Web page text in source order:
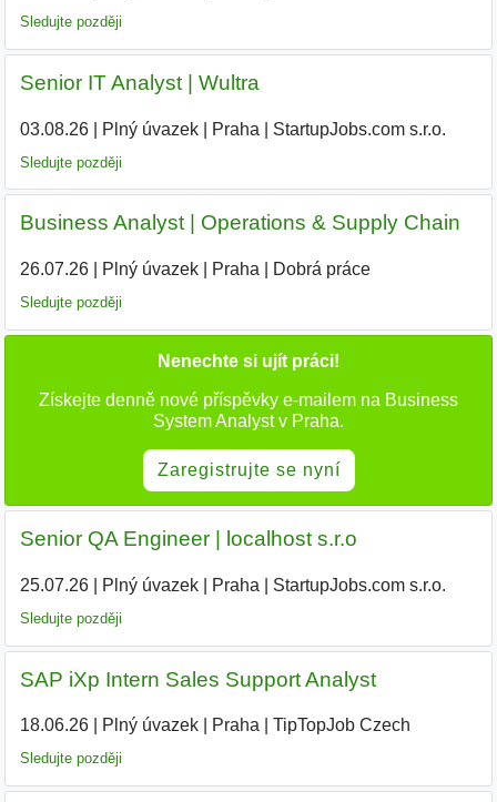
Sledujte později
Senior IT Analyst | Wultra
03.08.26| Plný úvazek| Praha StartupJobs.com s.r.o.
Sledujte později
Business Analyst | Operations & Supply Chain
26.07.26| Plný úvazek| Praha Dobrá práce
Sledujte později
Nenechte si ujít práci!
Získejte denně nové příspěvky e-mailem na Business
System Analyst v Praha.
Zaregistrujte se nyní
Senior QA Engineer | localhost s.r.o
25.07.26| Plný úvazek| Praha StartupJobs.com s.r.o.
Sledujte později
SAP iXp Intern Sales Support Analyst
18.06.26| Plný úvazek| Praha TipTopJob Czech
Sledujte později